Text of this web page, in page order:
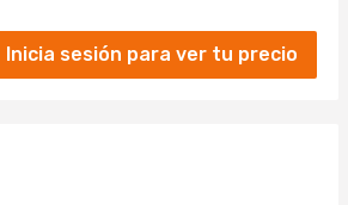
Inicia sesión para ver tu precio